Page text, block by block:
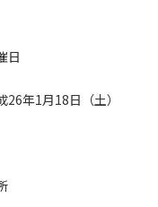
日
26年1月18日（土）